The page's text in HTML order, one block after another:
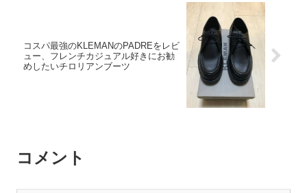
コスパ最強のKLEMANのPADREをレビ
ュー、フレンチカジュアル好きにお勧
めしたいチロリアンブーツ
コメント